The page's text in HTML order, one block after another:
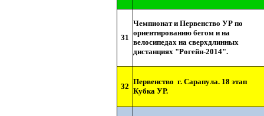
31
Чемпионат и Первенство УР по
ориентированию бегом и на
велосипедах на сверхдлинных
дистанциях "Рогейн-2014".
32
Первенство г. Сарапула. 18 этап
Кубка УР.